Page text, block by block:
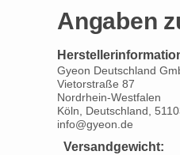
Angaben
Gyeon Deutschland
Vietorstraße 87
Nordrhein-Westfalen
Köln, Deutschland,
info@gyeon.de
Versandgewicht: